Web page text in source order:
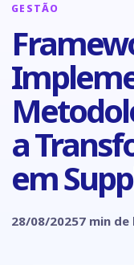
GESTÃO
a
em
28/08/20257 min